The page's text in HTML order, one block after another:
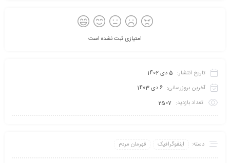
امتیازی ثبت نشده است
تاریخ انتشار: 5 دی 1402
آخرین بروزرسانی: 6 دی 1403
تعداد بازدید: 2507
دسته: اینفو‌گرافیک قهرمان مردم